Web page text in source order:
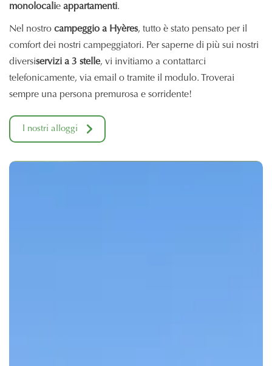
monolocalie appartamenti.
Nel nostro campeggio a Hyères, tutto è stato pensato per il
comfort dei nostri campeggiatori. Per saperne di più sui nostri
diversiservizi a 3 stelle, vi invitiamo a contattarci
telefonicamente, via email o tramite il modulo. Troverai
sempre una persona premurosa e sorridente!
I nostri alloggi